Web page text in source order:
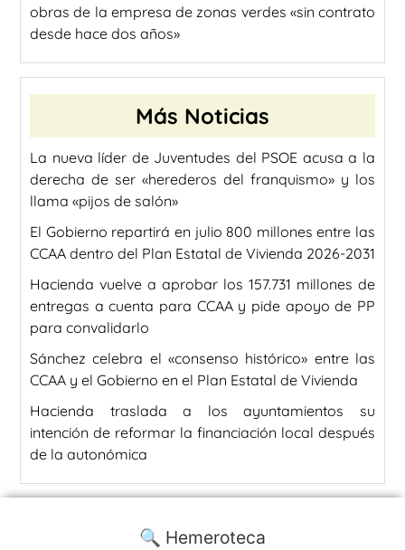
obras de la empresa de zonas verdes «sin contrato
desde hace dos años»
Más Noticias
La nueva líder de Juventudes del PSOE acusa a la
derecha de ser «herederos del franquismo» y los
llama «pijos de salón»
El Gobierno repartirá en julio 800 millones entre las
CCAA dentro del Plan Estatal de Vivienda 2026-2031
Hacienda vuelve a aprobar los 157.731 millones de
entregas a cuenta para CCAA y pide apoyo de PP
para convalidarlo
Sánchez celebra el «consenso histórico» entre las
CCAA y el Gobierno en el Plan Estatal de Vivienda
Hacienda traslada a los ayuntamientos su
intención de reformar la financiación local después
de la autonómica
🔍 Hemeroteca